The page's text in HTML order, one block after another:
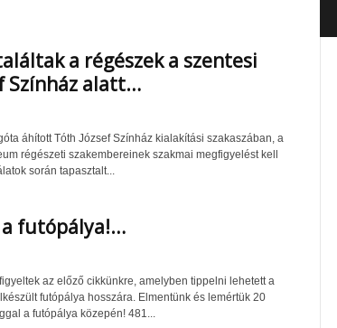
a régészek a szentesi
Színház alatt…
áhított Tóth József Színház kialakítási szakaszában, a
régészeti szakembereinek szakmai megfigyelést kell
során tapasztalt...
futópálya!…
az előző cikkünkre, amelyben tippelni lehetett a
futópálya hosszára. Elmentünk és lemértük 20
a futópálya közepén! 481...